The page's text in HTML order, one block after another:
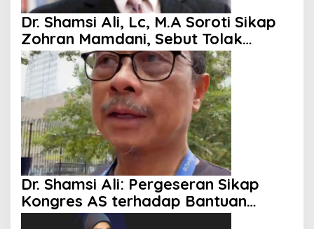
Dr. Shamsi Ali, Lc, M.A Soroti Sikap
Zohran Mamdani, Sebut Tolak
Kenaikan Gaji hingga Berani
Singgung Netanyahu
Dr. Shamsi Ali: Pergeseran Sikap
Kongres AS terhadap Bantuan
Militer ke Israel Mulai Terlihat